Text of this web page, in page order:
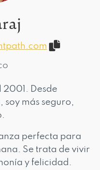
2001. Desde
soy más seguro,
perfecta para
Se trata de vivir
y felicidad.